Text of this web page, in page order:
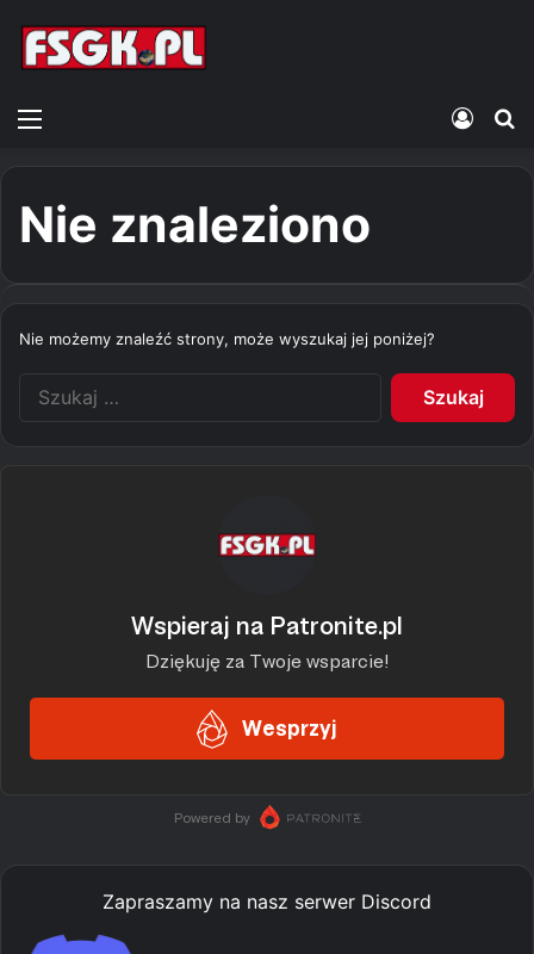
Nie znaleziono
Nie możemy znaleźć strony, może wyszukaj jej poniżej?
S
z
Zapraszamy na nasz serwer Discord